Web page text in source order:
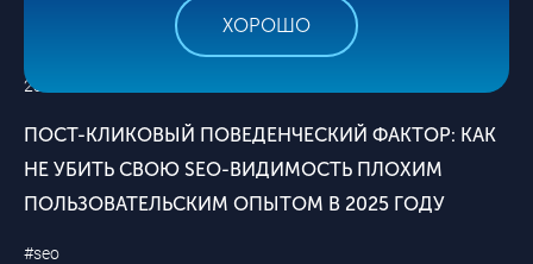
28 АВГУСТА
ПОСТ-КЛИКОВЫЙ ПОВЕДЕНЧЕСКИЙ ФАКТОР: КАК
НЕ УБИТЬ СВОЮ SEO-ВИДИМОСТЬ ПЛОХИМ
ПОЛЬЗОВАТЕЛЬСКИМ ОПЫТОМ В 2025 ГОДУ
#seo
ХОРОШО